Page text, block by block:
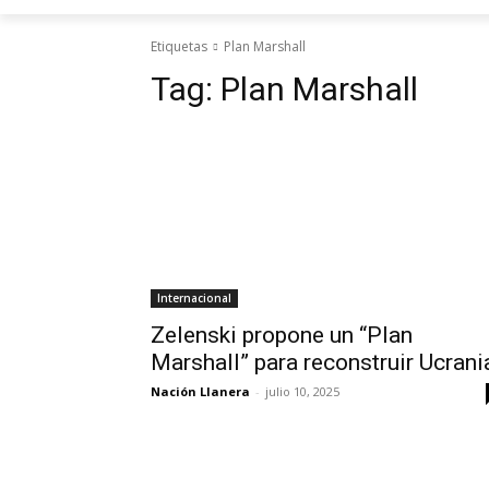
Etiquetas Plan Marshall
Tag: Plan Marshall
Internacional
Zelenski propone un “Plan
Marshall” para reconstruir
Nación Llanera - julio 10, 2025